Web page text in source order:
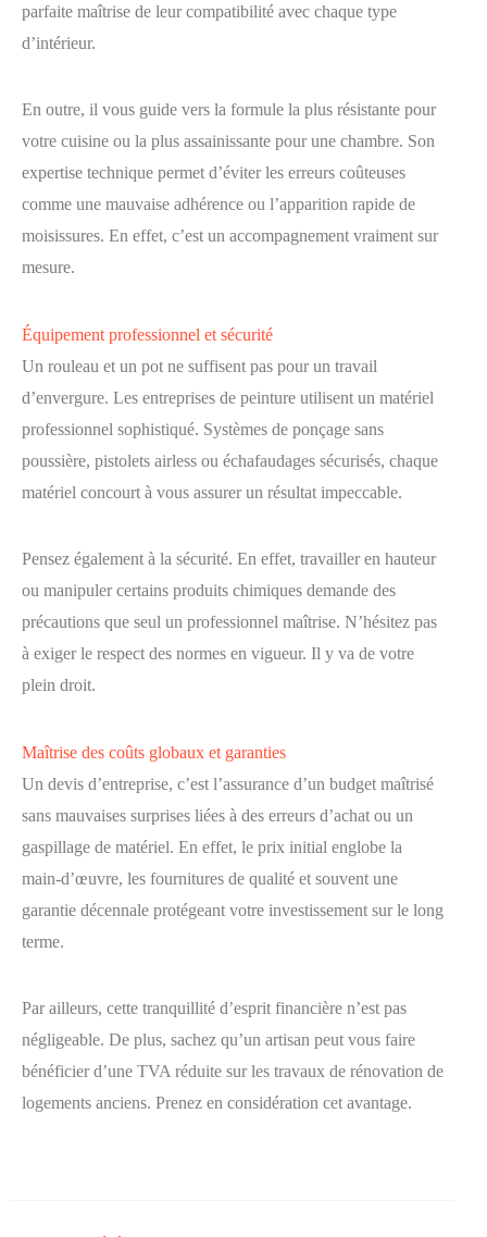
parfaite maîtrise de leur compatibilité avec chaque type
d’intérieur.
En outre, il vous guide vers la formule la plus résistante pour
votre cuisine ou la plus assainissante pour une chambre. Son
expertise technique permet d’éviter les erreurs coûteuses
comme une mauvaise adhérence ou l’apparition rapide de
moisissures. En effet, c’est un accompagnement vraiment sur
mesure.
Équipement professionnel et sécurité
Un rouleau et un pot ne suffisent pas pour un travail
d’envergure. Les entreprises de peinture utilisent un matériel
professionnel sophistiqué. Systèmes de ponçage sans
poussière, pistolets airless ou échafaudages sécurisés, chaque
matériel concourt à vous assurer un résultat impeccable.
Pensez également à la sécurité. En effet, travailler en hauteur
ou manipuler certains produits chimiques demande des
précautions que seul un professionnel maîtrise. N’hésitez pas
à exiger le respect des normes en vigueur. Il y va de votre
plein droit.
Maîtrise des coûts globaux et garanties
Un devis d’entreprise, c’est l’assurance d’un budget maîtrisé
sans mauvaises surprises liées à des erreurs d’achat ou un
gaspillage de matériel. En effet, le prix initial englobe la
main-d’œuvre, les fournitures de qualité et souvent une
garantie décennale protégeant votre investissement sur le long
terme.
Par ailleurs, cette tranquillité d’esprit financière n’est pas
négligeable. De plus, sachez qu’un artisan peut vous faire
bénéficier d’une TVA réduite sur les travaux de rénovation de
logements anciens. Prenez en considération cet avantage.